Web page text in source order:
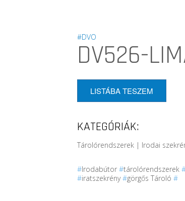
#DVO
DV526-
LISTÁBA TESZEM
KATEGÓRIÁK:
Tárolórendszerek | Irodai
#Irodabútor #tárolórendszerek
#iratszekrény#görgős Tároló #